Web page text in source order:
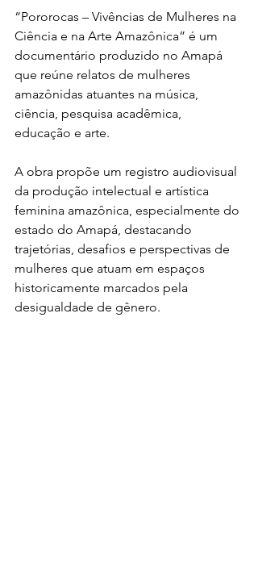
“Pororocas – Vivências de Mulheres na
Ciência e na Arte Amazônica” é um
documentário produzido no Amapá
que reúne relatos de mulheres
amazônidas atuantes na música,
ciência, pesquisa acadêmica,
educação e arte.
A obra propõe um registro audiovisual
da produção intelectual e artística
feminina amazônica, especialmente do
estado do Amapá, destacando
trajetórias, desafios e perspectivas de
mulheres que atuam em espaços
historicamente marcados pela
desigualdade de gênero.